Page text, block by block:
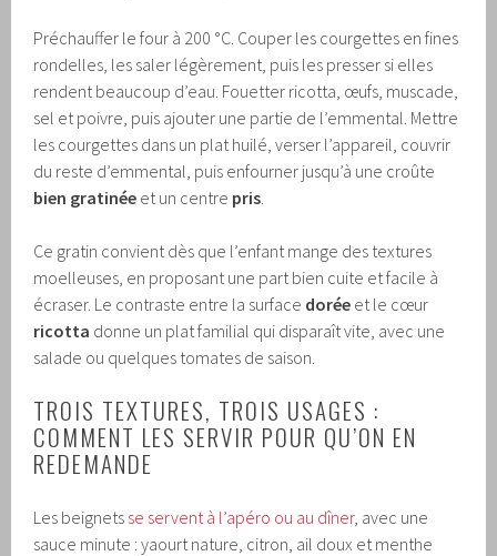
Préchauffer le four à 200 °C. Couper les courgettes en fines
rondelles, les saler légèrement, puis les presser si elles
rendent beaucoup d’eau. Fouetter ricotta, œufs, muscade,
sel et poivre, puis ajouter une partie de l’emmental. Mettre
les courgettes dans un plat huilé, verser l’appareil, couvrir
du reste d’emmental, puis enfourner jusqu’à une croûte
bien gratinée et un centre pris
Ce gratin convient dès que l’enfant mange des textures
moelleuses, en proposant une part bien cuite et facile à
écraser. Le contraste entre la surface dorée et le cœur
ricotta donne un plat familial qui disparaît vite, avec une
salade ou quelques tomates de saison.
TROIS TEXTURES, TROIS USAGES :
COMMENT LES SERVIR POUR QU’ON EN
REDEMANDE
Les beignets se servent à l’apéro ou au dîner, avec une
sauce minute : yaourt nature, citron, ail doux et menthe